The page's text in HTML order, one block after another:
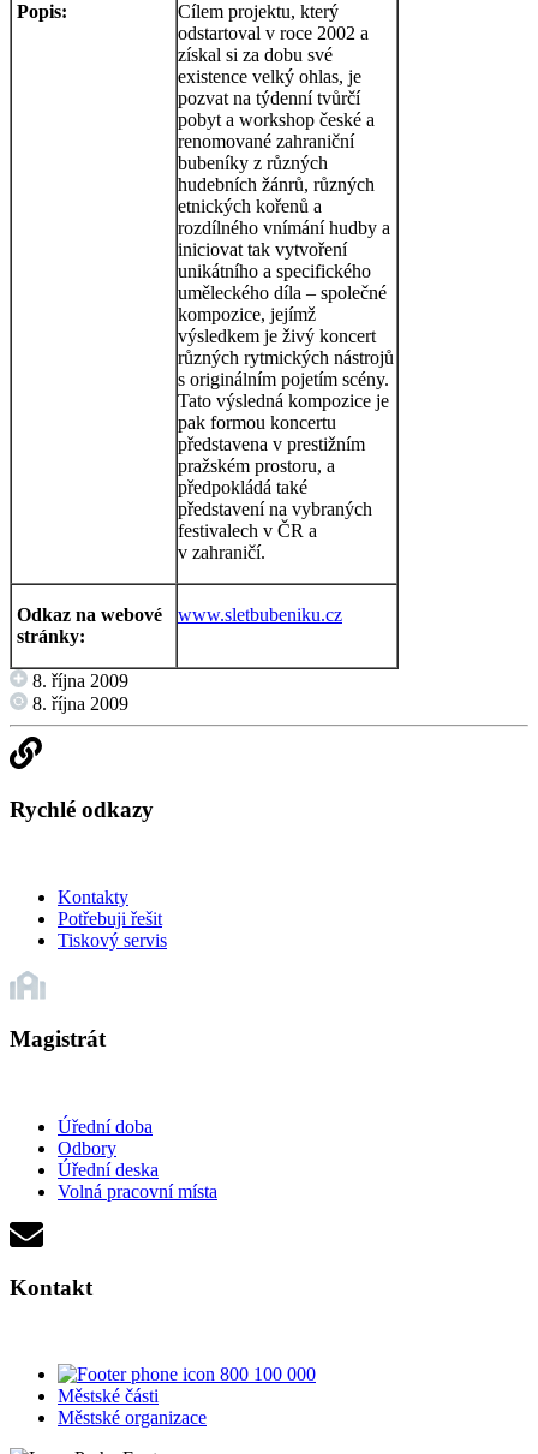
Popis:
Cílem projektu, který
odstartoval v roce 2002 a
získal si za dobu své
existence velký ohlas, je
pozvat na týdenní tvůrčí
pobyt a workshop české a
renomované zahraniční
bubeníky z různých
hudebních žánrů, různých
etnických kořenů a
rozdílného vnímání hudby a
iniciovat tak vytvoření
unikátního a specifického
uměleckého díla – společné
kompozice, jejímž
výsledkem je živý koncert
různých rytmických nástrojů
s originálním pojetím scény.
Tato výsledná kompozice je
pak formou koncertu
představena v prestižním
pražském prostoru, a
předpokládá také
představení na vybraných
festivalech v ČR a
v zahraničí.
Odkaz na webové
stránky:
www.sletbubeniku.cz
8. října 2009
8. října 2009
Rychlé odkazy
Kontakty
Potřebuji řešit
Tiskový servis
Magistrát
Úřední doba
Odbory
Úřední deska
Volná pracovní místa
Kontakt
800 100 000
Městské části
Městské organizace